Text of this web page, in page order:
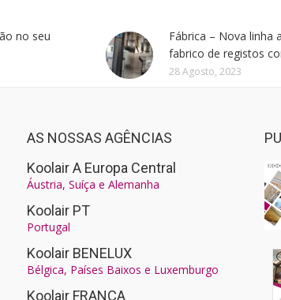
no seu
Fábrica – Nova linha
fabrico de registos
28 Agosto, 2023
AS NOSSAS AGÊNCIAS
Koolair A Europa Central
Áustria, Suíça e Alemanha
Koolair PT
Portugal
Koolair BENELUX
Bélgica, Países Baixos e Luxemburgo
Koolair FRANÇA